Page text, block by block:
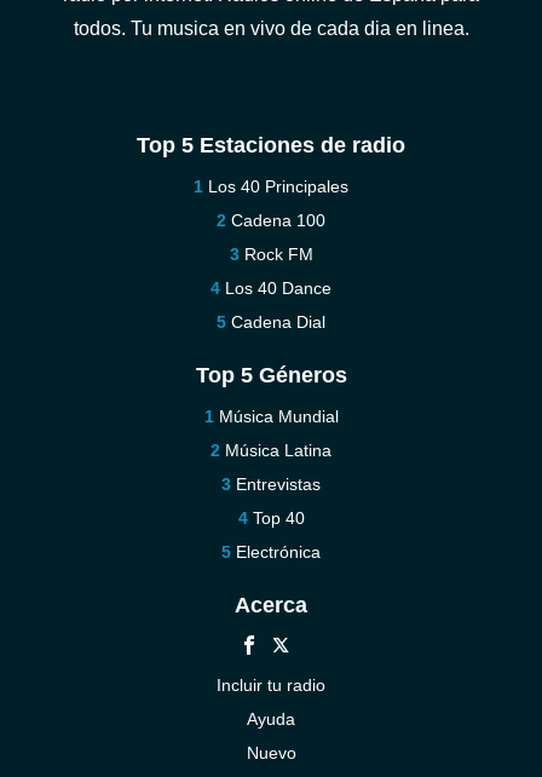
todos. Tu musica en vivo de cada dia en linea.
Top 5 Estaciones de radio
Los 40 Principales
Cadena 100
Rock FM
Los 40 Dance
Cadena Dial
Top 5 Géneros
Música Mundial
Música Latina
Entrevistas
Top 40
Electrónica
Acerca
Incluir tu radio
Ayuda
Nuevo